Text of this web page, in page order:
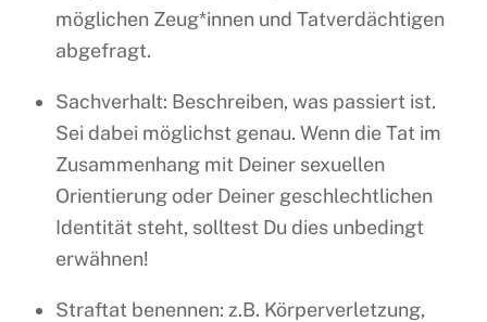
möglichen Zeug*innen und Tatverdächtigen
abgefragt.
Sachverhalt: Beschreiben, was passiert ist.
Sei dabei möglichst genau. Wenn die Tat im
Zusammenhang mit Deiner sexuellen
Orientierung oder Deiner geschlechtlichen
Identität steht, solltest Du dies unbedingt
erwähnen!
Straftat benennen: z.B. Körperverletzung,